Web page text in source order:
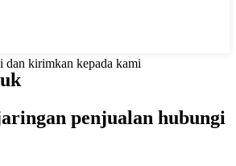
dan kirimkan kepada kami
penjualan hubungi